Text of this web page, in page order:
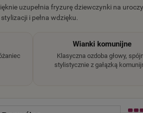
uzupełnia fryzurę dziewczynki na
i pełna wdzięku.
Wianki komunijne
Klasyczna ozdoba głowy,
stylistycznie z gałązką